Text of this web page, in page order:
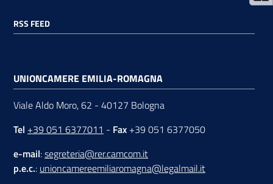
RSS FEED
UNIONCAMERE EMILIA-ROMAGNA
Viale Aldo Moro, 62 - 40127 Bologna
Tel +39 051 6377011 - Fax +39 051 6377050
e-mail:segreteria@rer.camcom.it
p.e.c.: unioncamereemiliaromagna@legalmail.it